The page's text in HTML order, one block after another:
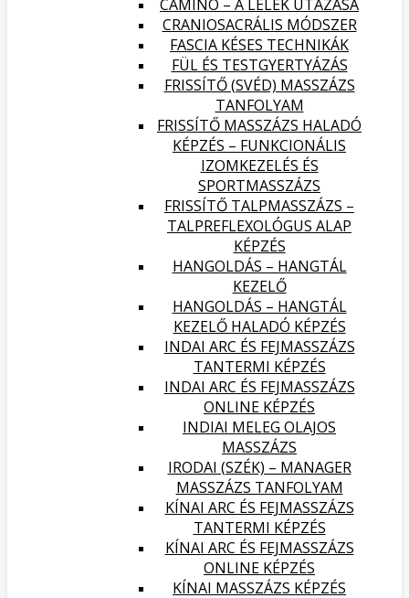
CAMINO – A LÉLEK UTAZÁSA
CRANIOSACRÁLIS MÓDSZER
FASCIA KÉSES TECHNIKÁK
FÜL ÉS TESTGYERTYÁZÁS
FRISSÍTŐ (SVÉD) MASSZÁZS
TANFOLYAM
FRISSÍTŐ MASSZÁZS HALADÓ
KÉPZÉS – FUNKCIONÁLIS
IZOMKEZELÉS ÉS
SPORTMASSZÁZS
FRISSÍTŐ TALPMASSZÁZS –
TALPREFLEXOLÓGUS ALAP
KÉPZÉS
HANGOLDÁS – HANGTÁL
KEZELŐ
HANGOLDÁS – HANGTÁL
KEZELŐ HALADÓ KÉPZÉS
INDAI ARC ÉS FEJMASSZÁZS
TANTERMI KÉPZÉS
INDAI ARC ÉS FEJMASSZÁZS
ONLINE KÉPZÉS
INDIAI MELEG OLAJOS
MASSZÁZS
IRODAI (SZÉK) – MANAGER
MASSZÁZS TANFOLYAM
KÍNAI ARC ÉS FEJMASSZÁZS
TANTERMI KÉPZÉS
KÍNAI ARC ÉS FEJMASSZÁZS
ONLINE KÉPZÉS
KÍNAI MASSZÁZS KÉPZÉS